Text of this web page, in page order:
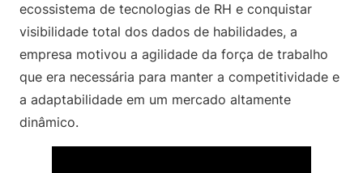
ecossistema de tecnologias de RH e conquistar
visibilidade total dos dados de habilidades, a
empresa motivou a agilidade da força de trabalho
que era necessária para manter a competitividade e
a adaptabilidade em um mercado altamente
dinâmico.